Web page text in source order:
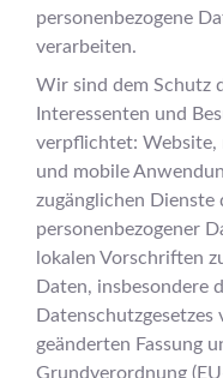
personenbezogene
verarbeiten.
Wir sind dem Schutz
Interessenten und
verpflichtet: Website,
und mobile
zugänglichen
personenbezogener
lokalen Vorschriften
Daten, insbesondere
geänderten Fassung
Grundverordnung